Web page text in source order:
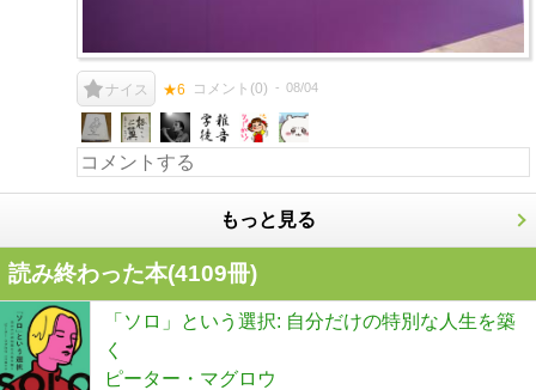
ナイス ★6 コメント(0) 08/04
もっと見る
読み終わった本(4109冊)
「ソロ」という選択: 自分だけの特別な人生を築
く
ピーター・マグロウ